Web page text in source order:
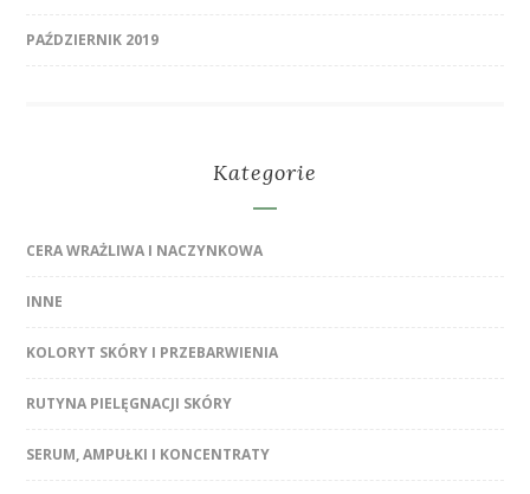
PAŹDZIERNIK 2019
Kategorie
CERA WRAŻLIWA I NACZYNKOWA
INNE
KOLORYT SKÓRY I PRZEBARWIENIA
RUTYNA PIELĘGNACJI SKÓRY
SERUM, AMPUŁKI I KONCENTRATY